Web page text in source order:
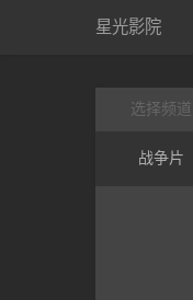
星光影院
选择频道
战争片